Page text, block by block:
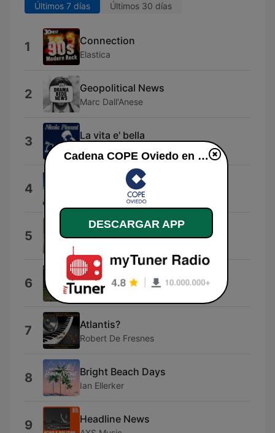
Últimos 7 días Últimos 30 días
1 Connection
Elastica
2 Geopolitical News
Marc Dall'Anese
3 La vita e' bella
4 Scheming
David Vanacore
5 Ode to Joy
6 CAFé CON RON
Bad Bunny
7 Atlantis?
Robert De Fresnes
8 Bright Beach Days
Ian Ellerker
9 Headline News
Cadena COPE Oviedo en vivo
DESCARGAR APP